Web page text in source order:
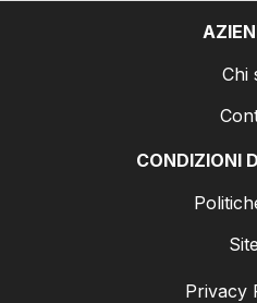
Chi
CONDIZIONI
Privacy